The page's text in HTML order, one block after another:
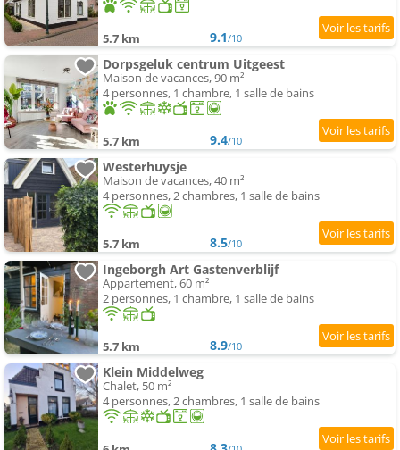
5.7 km 9.1/10
Dorpsgeluk centrum Uitgeest
Maison de vacances, 90 m²
4 personnes, 1 chambre, 1 salle de bains
5.7 km 9.4/10
Westerhuysje
Maison de vacances, 40 m²
4 personnes, 2 chambres, 1 salle de bains
5.7 km 8.5/10
Ingeborgh Art Gastenverblijf
Appartement, 60 m²
2 personnes, 1 chambre, 1 salle de bains
5.7 km 8.9/10
Klein Middelweg
Chalet, 50 m²
4 personnes, 2 chambres, 1 salle de bains